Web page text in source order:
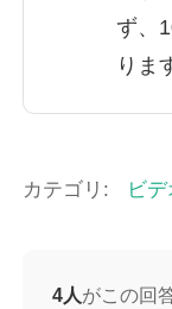
ず、
りま
カテゴリ: ビ
4人がこの回